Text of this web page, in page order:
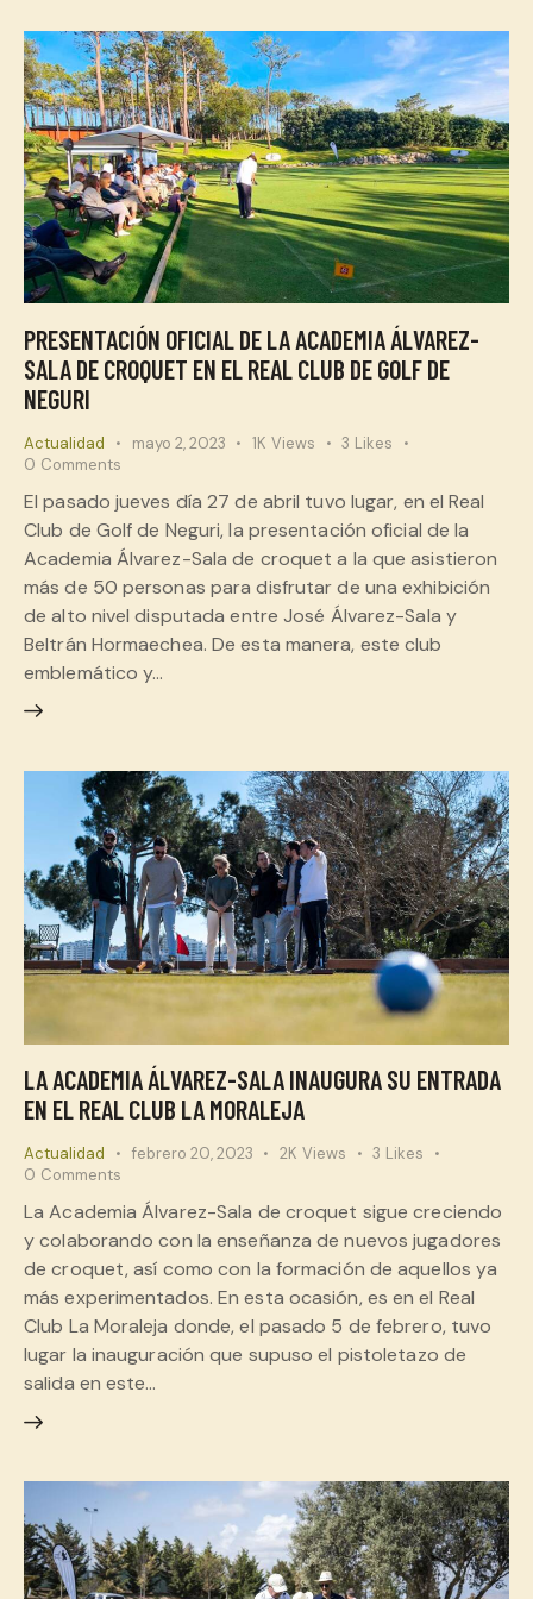
PRESENTACIÓN OFICIAL DE LA ACADEMIA ÁLVAREZ-
SALA DE CROQUET EN EL REAL CLUB DE GOLF DE
NEGURI
Actualidad mayo 2, 2023 1K Views 3 Likes
0 Comments
El pasado jueves día 27 de abril tuvo lugar, en el Real
Club de Golf de Neguri, la presentación oficial de la
Academia Álvarez-Sala de croquet a la que asistieron
más de 50 personas para disfrutar de una exhibición
de alto nivel disputada entre José Álvarez-Sala y
Beltrán Hormaechea. De esta manera, este club
emblemático y…
LA ACADEMIA ÁLVAREZ-SALA INAUGURA SU ENTRADA
EN EL REAL CLUB LA MORALEJA
Actualidad febrero 20, 2023 2K Views 3 Likes
0 Comments
La Academia Álvarez-Sala de croquet sigue creciendo
y colaborando con la enseñanza de nuevos jugadores
de croquet, así como con la formación de aquellos ya
más experimentados. En esta ocasión, es en el Real
Club La Moraleja donde, el pasado 5 de febrero, tuvo
lugar la inauguración que supuso el pistoletazo de
salida en este…